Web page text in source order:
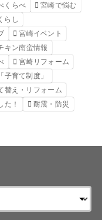
くらべ
宮崎で悩む
らし
宮崎イベント
キン南蛮情報
宮崎リフォーム
子育て制度」
替え・リフォーム
た！ 耐震・防災